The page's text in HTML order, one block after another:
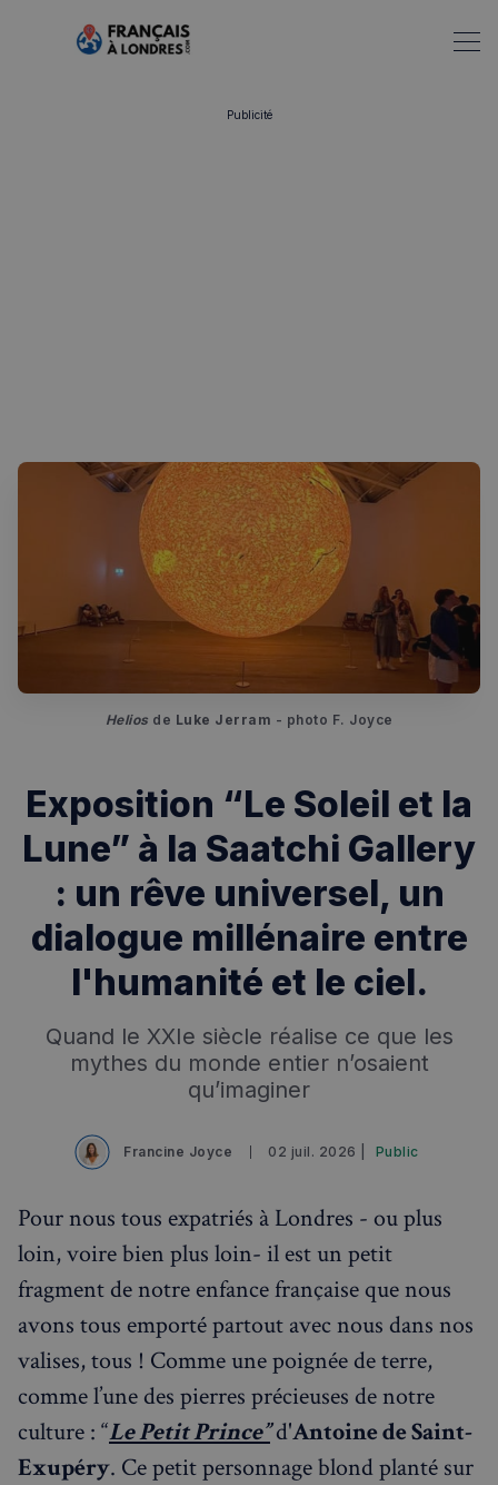
Publicité
Helios de Luke Jerram - photo F. Joyce
Exposition “Le Soleil et la
Lune” à la Saatchi Gallery
: un rêve universel, un
dialogue millénaire entre
l'humanité et le ciel.
Quand le XXIe siècle réalise ce que les
mythes du monde entier n’osaient
qu’imaginer
Francine Joyce 02 juil. 2026 | Public
Pour nous tous expatriés à Londres - ou plus
loin, voire bien plus loin- il est un petit
fragment de notre enfance française que nous
avons tous emporté partout avec nous dans nos
valises, tous ! Comme une poignée de terre,
comme l’une des pierres précieuses de notre
culture : “Le Petit Prince”d'Antoine de Saint-
Exupéry. Ce petit personnage blond planté sur